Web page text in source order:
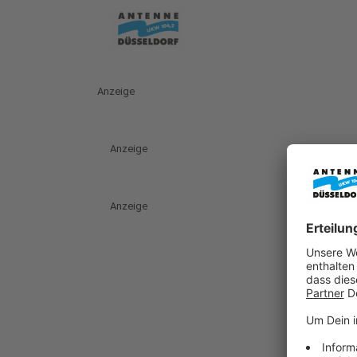
Anzeige
Anzeige
Anzeige